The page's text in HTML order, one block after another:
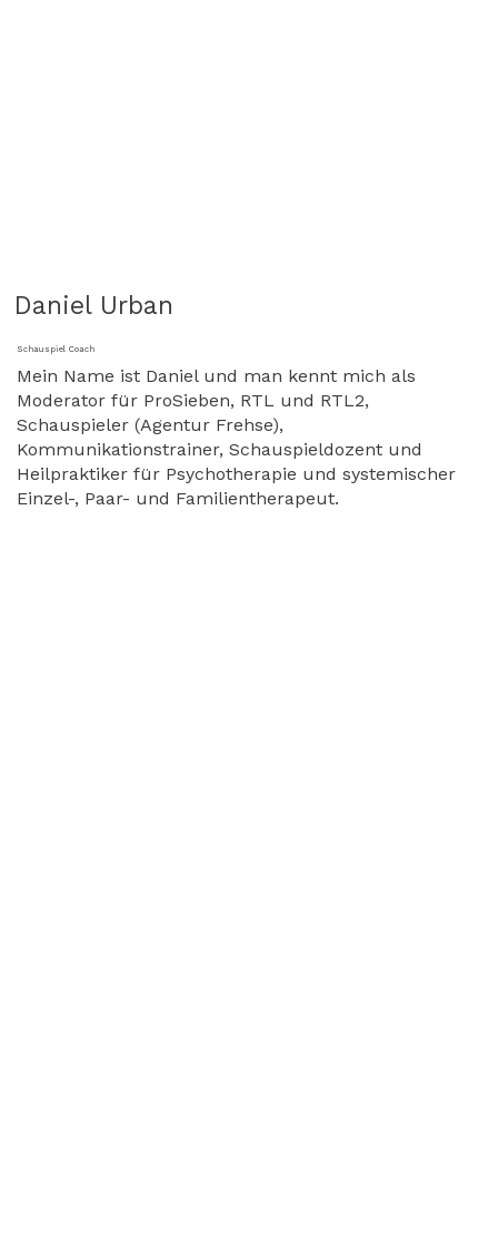
Daniel Urban
Schauspiel Coach
Mein Name ist Daniel und man kennt mich als
Moderator für ProSieben, RTL und RTL2,
Schauspieler (Agentur Frehse),
Kommunikationstrainer, Schauspieldozent und
Heilpraktiker für Psychotherapie und systemischer
Einzel-, Paar- und Familientherapeut.